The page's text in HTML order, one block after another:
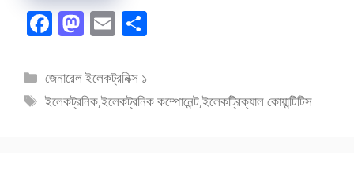
F
ac
e
b
M
as
to
d
E
m
ai
l e
বিভাগ
সমূহ
জেনারেল ইলেকট্রনিক্স ১
ট্যাগ
ইলেকট্রনিক,ইলেকট্রনিক কম্পোনেন্ট,ইলেকট্রিক্যাল কোয়ান্টিটিস